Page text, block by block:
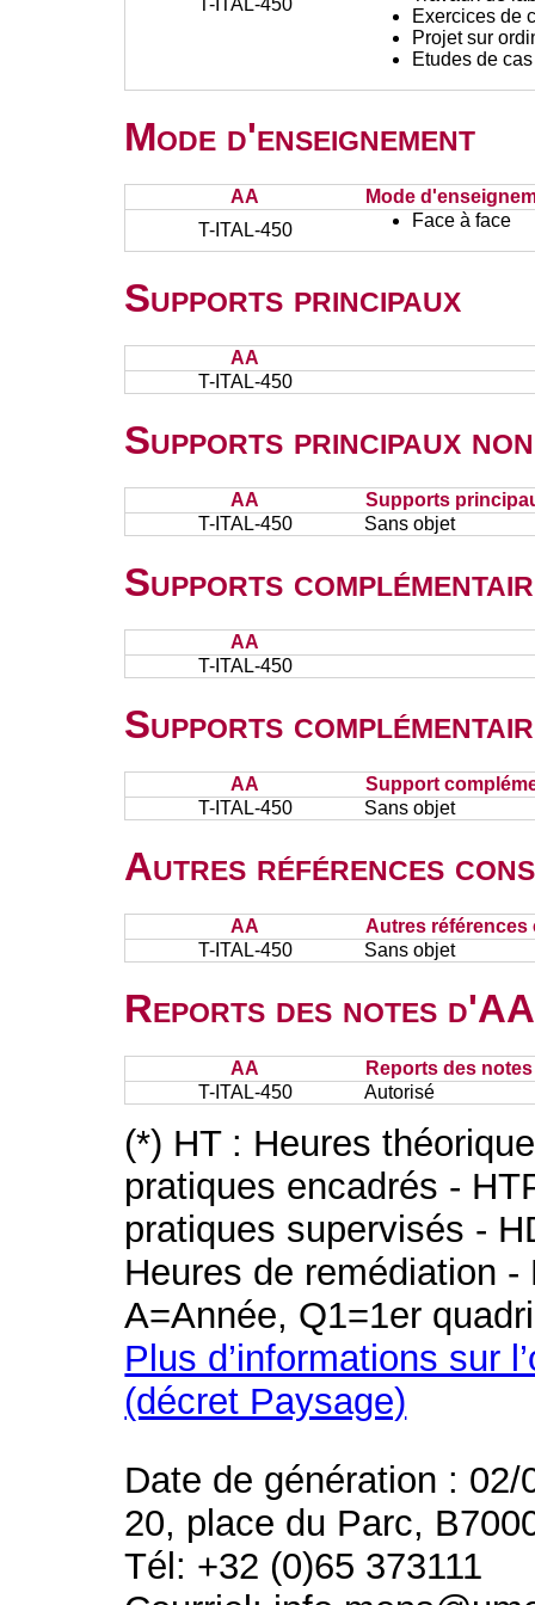
T-ITAL-450
Exercices de
Projet sur
Etudes de cas
Mode d'enseignement
AA
Mode
T-ITAL-450
Face à face
Supports principaux
AA
T-ITAL-450
Supports principaux
AA
Supports
T-ITAL-450
Sans objet
Supports
AA
T-ITAL-450
Supports
AA
Support
T-ITAL-450
Sans objet
Autres références
AA
Autres références
T-ITAL-450
Sans objet
Reports des notes
AA
Reports des
T-ITAL-450
Autorisé
(*) HT : Heures
pratiques encadrés -
pratiques supervisés -
Heures de remédiation
A=Année, Q1=1er
Plus d’informations sur
(décret Paysage)
Date de génération : 02/
20, place du Parc,
Tél: +32 (0)65 373111